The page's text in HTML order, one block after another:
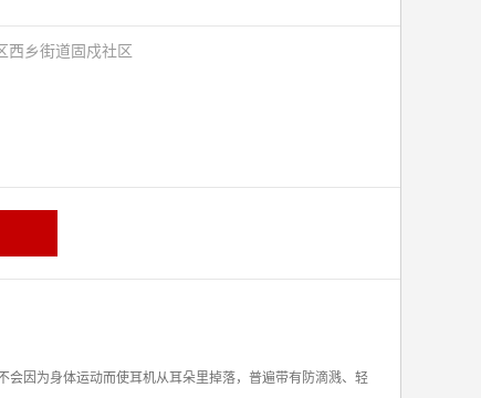
西乡街道固戍社区
因为身体运动而使耳机从耳朵里掉落，普遍带有防滴溅、轻